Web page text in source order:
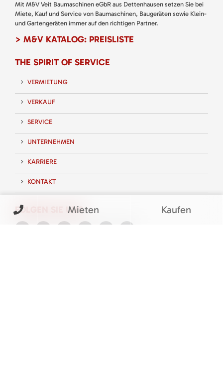
Mit M&V Veit Baumaschinen eGbR aus Dettenhausen setzen Sie bei
Miete, Kauf und Service von Baumaschinen, Baugeräten sowie Klein-
und Gartengeräten immer auf den richtigen Partner.
> M&V KATALOG: PREISLISTE
THE SPIRIT OF SERVICE
VERMIETUNG
VERKAUF
SERVICE
UNTERNEHMEN
KARRIERE
KONTAKT
FOLGEN SIE UNSMieten Kaufen